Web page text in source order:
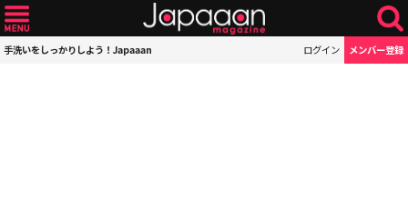
手洗いをしっかりしよう！Japaaan ログイン メンバー登録